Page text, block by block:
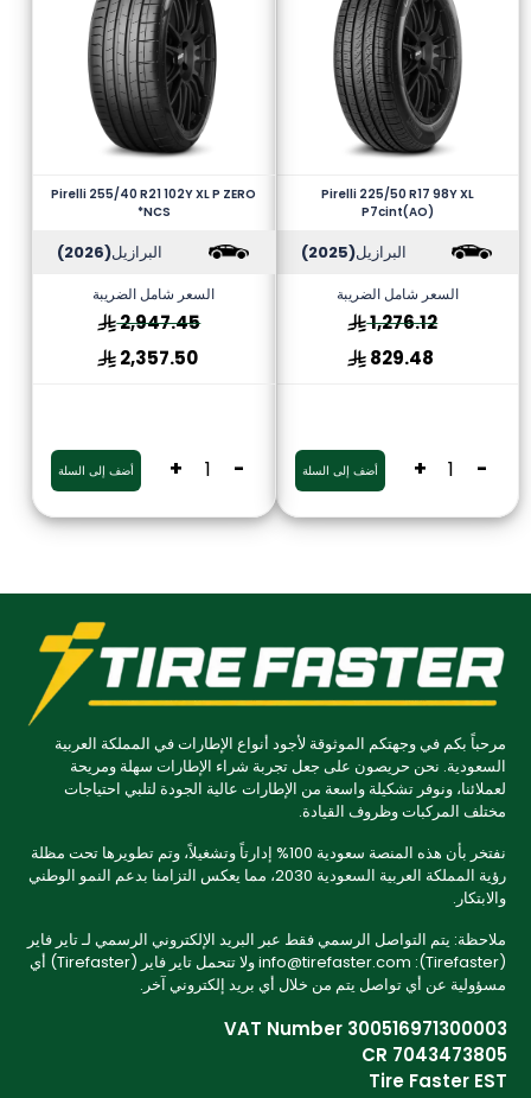
Pirelli 225/50 R17 98Y XL
P7cint(AO)
البرازيل(2025)
السعر شامل الضريبة
1,276.12
829.48
-
+ أضف إلى السلة
Pirelli 255/40 R21 102Y XL P ZERO
*NCS
البرازيل(2026)
السعر شامل الضريبة
2,947.45
2,357.50
-
+ أضف إلى السلة
مرحباً بكم في وجهتكم الموثوقة لأجود أنواع الإطارات في المملكة العربية
السعودية. نحن حريصون على جعل تجربة شراء الإطارات سهلة ومريحة
لعملائنا، ونوفر تشكيلة واسعة من الإطارات عالية الجودة لتلبي احتياجات
مختلف المركبات وظروف القيادة.
نفتخر بأن هذه المنصة سعودية 100% إدارتاً وتشغيلاً، وتم تطويرها تحت مظلة
رؤية المملكة العربية السعودية 2030، مما يعكس التزامنا بدعم النمو الوطني
والابتكار.
ملاحظة: يتم التواصل الرسمي فقط عبر البريد الإلكتروني الرسمي لـ تاير فاير
(Tirefaster): info@tirefaster.com ولا تتحمل تاير فاير (Tirefaster) أي
مسؤولية عن أي تواصل يتم من خلال أي بريد إلكتروني آخر.
VAT Number 300516971300003
CR 7043473805
Tire Faster EST